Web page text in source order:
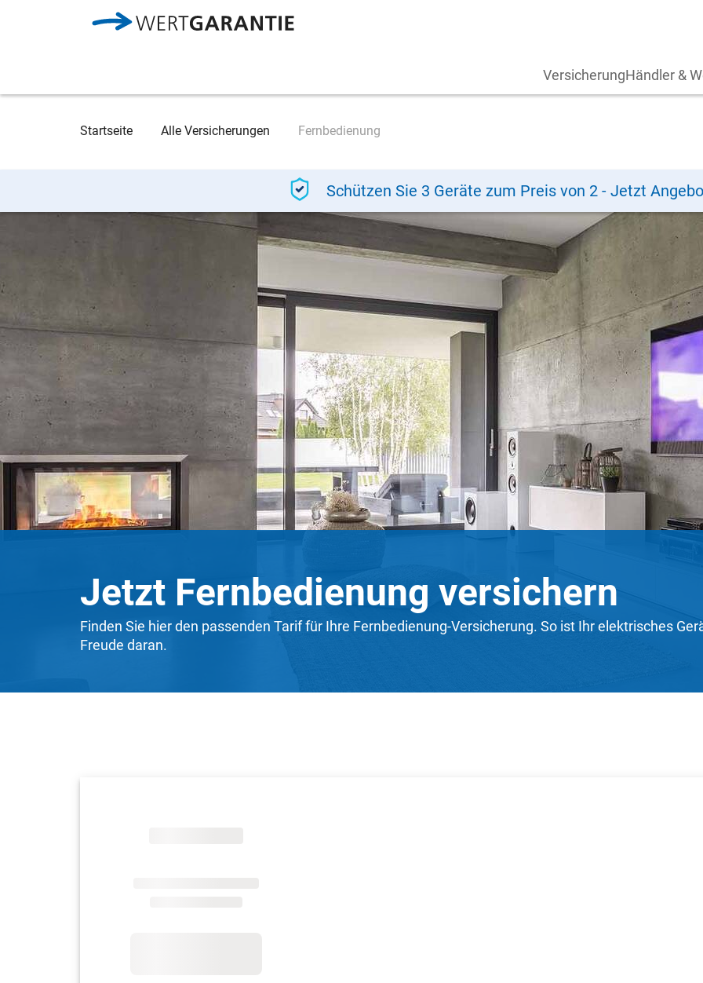
VersicherungHändler &
Breadcrumb
Startseite Alle Versicherungen Fernbedienung
Schützen Sie 3 Geräte zum Preis von 2 - Jetzt
Jetzt Fernbedienung versichern
Finden Sie hier den passenden Tarif für Ihre Fernbedienung-Versicherung. So ist Ihr elektrisches
Freude daran.